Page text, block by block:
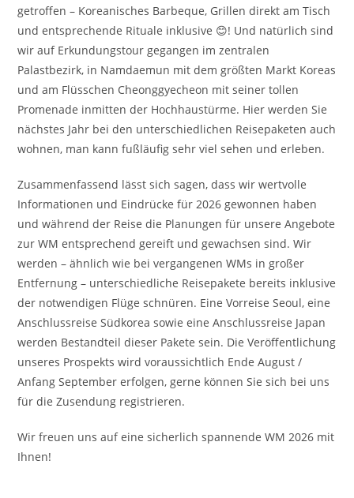
getroffen – Koreanisches Barbeque, Grillen direkt am Tisch
und entsprechende Rituale inklusive 😊! Und natürlich sind
wir auf Erkundungstour gegangen im zentralen
Palastbezirk, in Namdaemun mit dem größten Markt Koreas
und am Flüsschen Cheonggyecheon mit seiner tollen
Promenade inmitten der Hochhaustürme. Hier werden Sie
nächstes Jahr bei den unterschiedlichen Reisepaketen auch
wohnen, man kann fußläufig sehr viel sehen und erleben.
Zusammenfassend lässt sich sagen, dass wir wertvolle
Informationen und Eindrücke für 2026 gewonnen haben
und während der Reise die Planungen für unsere Angebote
zur WM entsprechend gereift und gewachsen sind. Wir
werden – ähnlich wie bei vergangenen WMs in großer
Entfernung – unterschiedliche Reisepakete bereits inklusive
der notwendigen Flüge schnüren. Eine Vorreise Seoul, eine
Anschlussreise Südkorea sowie eine Anschlussreise Japan
werden Bestandteil dieser Pakete sein. Die Veröffentlichung
unseres Prospekts wird voraussichtlich Ende August /
Anfang September erfolgen, gerne können Sie sich bei uns
für die Zusendung registrieren.
Wir freuen uns auf eine sicherlich spannende WM 2026 mit
Ihnen!